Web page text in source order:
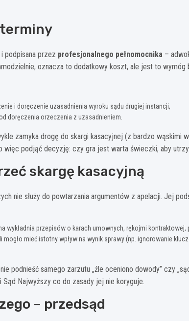
podpisana przez profesjonalnego pełnomocnika –
oznacza to dodatkowy koszt, ale jest to wymóg
i doręczenie uzasadnienia wyroku sądu drugiej instancji,
doręczenia orzeczenia z uzasadnieniem.
zamyka drogę do skargi kasacyjnej (z bardzo wąskimi
więc podjąć decyzję: czy gra jest warta świeczki, aby
skargę kasacyjną
nie służy do powtarzania argumentów z apelacji. Jej
wykładnia przepisów o karach umownych, rękojmi
mieć istotny wpływ na wynik sprawy (np. ignorowanie
podnieść samego zarzutu „źle oceniono dowody” czy
Najwyższy co do zasady jej nie koryguje.
– przedsąd